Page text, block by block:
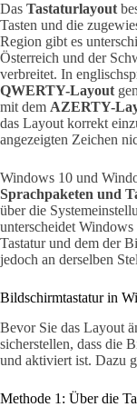
Das Tastaturlayout
Tasten und die
Region gibt es
Österreich und der
verbreitet. In
QWERTY-Layout
mit dem AZERTY-
das Layout korrekt
angezeigten Zeichen
Windows 10 und
Sprachpaketen und
über die
unterscheidet
Tastatur und dem der
jedoch an derselben
Bildschirmtastatur in
Bevor Sie das Layout
sicherstellen, dass die
und aktiviert ist. Dazu
Methode 1: Über die